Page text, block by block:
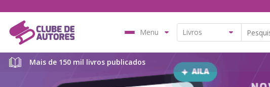
Menu
Mais de 150 mil livros publicados